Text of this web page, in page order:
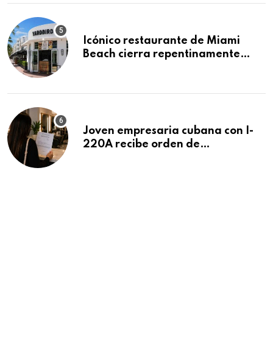
Icónico restaurante de Miami
Beach cierra repentinamente
Joven empresaria cubana con I-
220A recibe orden de